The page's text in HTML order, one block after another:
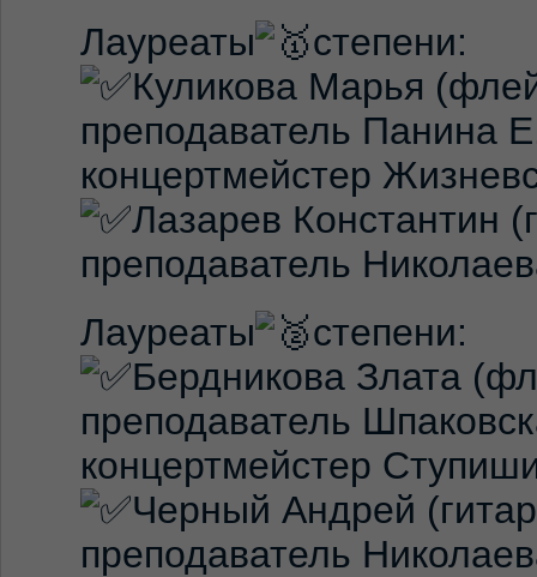
Лауреаты
степени:
Куликова Марья
преподаватель Панина
концертмейстер
Лазарев Константин
преподаватель
Лауреаты
степени:
Бердникова Злата
преподаватель
концертмейстер
Черный Андрей
преподаватель